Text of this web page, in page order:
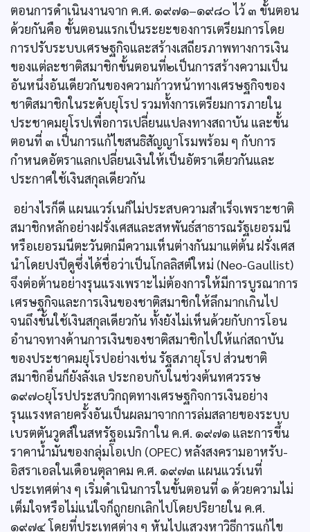
ตอนการดำเนินงานจาก ค.ศ. ๑๙๗๑–๑๙๘๐ ไว้ ๓ ขั้นตอน
ด้วยกันคือ ขั้นตอนแรกเป็นระยะของการเตรียมการโดย
การปรับระบบเศรษฐกิจและสร้างเสถียรภาพทางการเงิน
ของแต่ละชาติสมาชิกขั้นตอนที่๒เป็นการสร้างความเป็น
อันหนึ่งอันเดียวกันของความก้าวหน้าทางเศรษฐกิจของ
ชาติสมาชิกในระดับยุโรป รวมทั้งการเตรียมการภายใน
ประชาคมยุโรปเพื่อการเปลี่ยนแปลงทางสถาบัน และขั้น
ตอนที่ ๓ เป็นการแก้ไขสนธิสัญญาโรมพร้อม ๆ กับการ
กำหนดอัตราแลกเปลี่ยนเงินให้เป็นอัตราเดียวกันและ
ประกาศใช้เงินสกุลเดียวกัน
อย่างไรก็ดี แผนแวร์เนก็ไม่ประสบความสำเร็จเพราะชาติ
สมาชิกหลักอย่างฝรั่งเศสและสหพันธ์สาธารณรัฐเยอรมนี
หรือเยอรมนีตะวันตกมีความเห็นต่างกันมาแต่ต้น ฝรั่งเศส
นำโดยปงปีดูซึ่งได้ชื่อว่าเป็นโกลลิสต์ใหม่ (Neo-Gaullist)
จึงต่อต้านอย่างรุนแรงเพราะไม่ต้องการให้มีการบูรณาการ
เศรษฐกิจและการเงินของชาติสมาชิกให้ลึกมากเกินไป
จนถึงขั้นใช้เงินสกุลเดียวกัน ทั้งยังไม่เห็นด้วยกับการโอน
อำนาจทางด้านการเงินของชาติสมาชิกไปให้แก่สถาบัน
ของประชาคมยุโรปอย่างเช่น รัฐสภายุโรป ส่วนชาติ
สมาชิกอื่นก็ยังลังเล ประกอบกับในช่วงต้นทศวรรษ
๑๙๗๐ยุโรปประสบวิกฤตทางเศรษฐกิจการเงินอย่าง
รุนแรงหลายครั้งอันเป็นผลมาจากการล่มสลายของระบบ
เบรตตันวูดส์ในสหรัฐอเมริกาใน ค.ศ. ๑๙๗๑ และการขึ้น
ราคาน้ำมันของกลุ่มโอเปก (OPEC) หลังสงครามอาหรับ-
อิสราเอลในเดือนตุลาคม ค.ศ. ๑๙๗๓ แผนแวร์เนที่
ประเทศต่าง ๆ เริ่มดำเนินการในขั้นตอนที่ ๑ ด้วยความไม่
เต็มใจหรือไม่แน่ใจก็ถูกยกเลิกไปโดยปริยายใน ค.ศ.
๑๙๗๔ โดยที่ประเทศต่าง ๆ หันไปแสวงหาวิธีการแก้ไข